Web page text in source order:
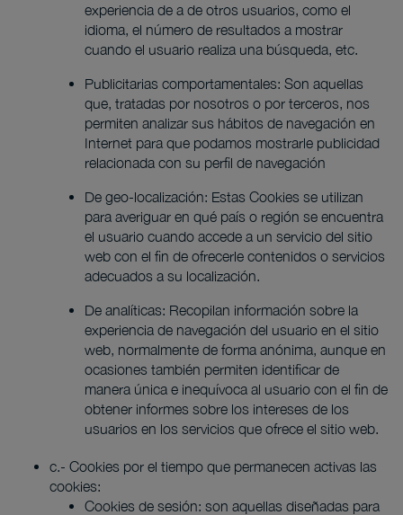
experiencia de a de otros usuarios, como el
idioma, el número de resultados a mostrar
cuando el usuario realiza una búsqueda, etc.
Publicitarias comportamentales: Son aquellas
que, tratadas por nosotros o por terceros, nos
permiten analizar sus hábitos de navegación en
Internet para que podamos mostrarle publicidad
relacionada con su perfil de navegación
De geo-localización: Estas Cookies se utilizan
para averiguar en qué país o región se encuentra
el usuario cuando accede a un servicio del sitio
web con el fin de ofrecerle contenidos o servicios
adecuados a su localización.
De analíticas: Recopilan información sobre la
experiencia de navegación del usuario en el sitio
web, normalmente de forma anónima, aunque en
ocasiones también permiten identificar de
manera única e inequívoca al usuario con el fin de
obtener informes sobre los intereses de los
usuarios en los servicios que ofrece el sitio web.
c.- Cookies por el tiempo que permanecen activas las
cookies:
Cookies de sesión: son aquellas diseñadas para